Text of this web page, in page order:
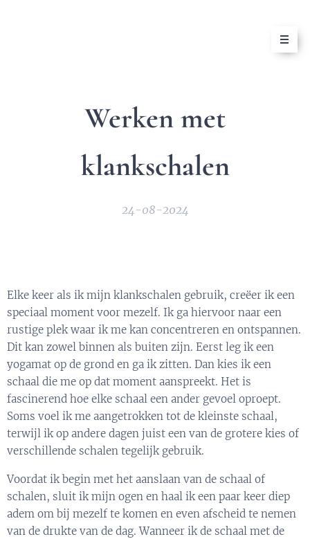
Werken met
klankschalen
24-08-2024
Elke keer als ik mijn klankschalen gebruik, creëer ik een
speciaal moment voor mezelf. Ik ga hiervoor naar een
rustige plek waar ik me kan concentreren en ontspannen.
Dit kan zowel binnen als buiten zijn. Eerst leg ik een
yogamat op de grond en ga ik zitten. Dan kies ik een
schaal die me op dat moment aanspreekt. Het is
fascinerend hoe elke schaal een ander gevoel oproept.
Soms voel ik me aangetrokken tot de kleinste schaal,
terwijl ik op andere dagen juist een van de grotere kies of
verschillende schalen tegelijk gebruik.
Voordat ik begin met het aanslaan van de schaal of
schalen, sluit ik mijn ogen en haal ik een paar keer diep
adem om bij mezelf te komen en even afscheid te nemen
van de drukte van de dag. Wanneer ik de schaal met de